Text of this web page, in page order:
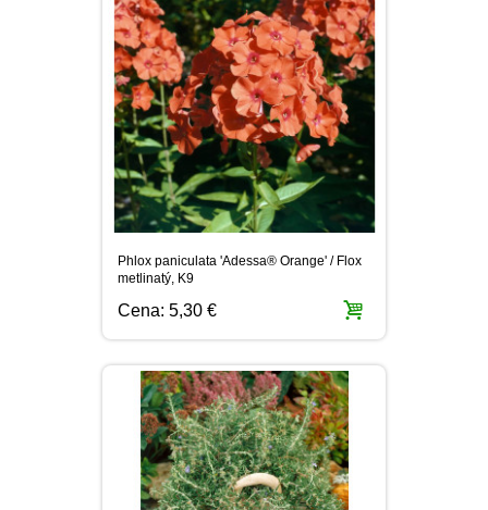
Phlox paniculata 'Adessa® Orange' / Flox
metlinatý, K9
Cena: 5,30 €